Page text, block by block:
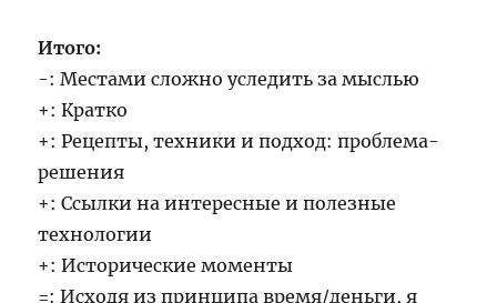
Итого:
-: Местами сложно уследить за мыслью
+: Кратко
+: Рецепты, техники и подход: проблема-
решения
+: Ссылки на интересные и полезные
технологии
+: Исторические моменты
=: Исходя из принципа время/деньги, я